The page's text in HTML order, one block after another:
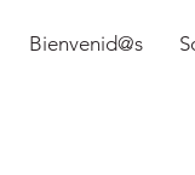
Bienvenid@s